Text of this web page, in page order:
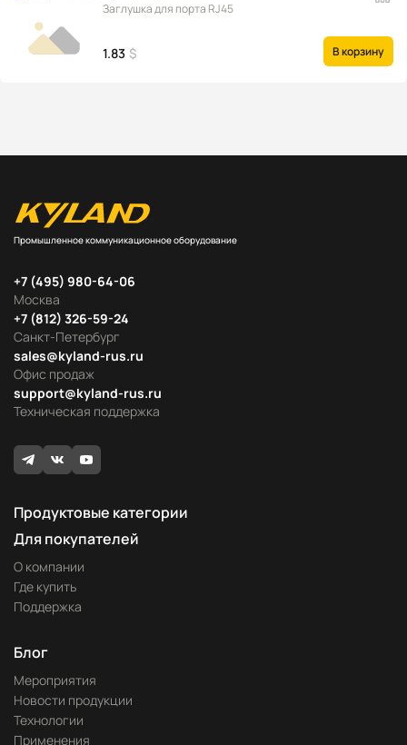
Заглушка для порта RJ45
1.83 $ В корзину
Промышленное коммуникационное оборудование
Москва
+7 (495) 980-64-06
Офис продаж
sales@kyland-rus.ru
Санкт-Петербург
+7 (812) 326-59-24
Техническая поддержка
support@kyland-rus.ru
Продуктовые категории
Для покупателей
О компании
Где купить
Поддержка
Блог
Мероприятия
Новости продукции
Технологии
Применения